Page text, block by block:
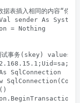
表插入相同的内容“你好
As
= Nothing
values ('